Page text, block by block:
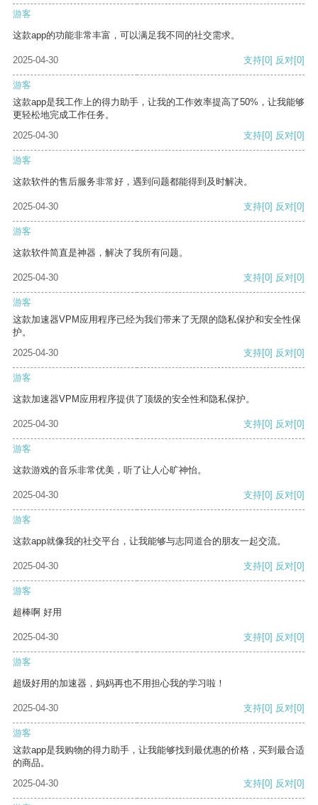
游客
这款app的功能非常丰富，可以满足我不同的社交需求。
2025-04-30 支持[0] 反对[0]
游客
这款app是我工作上的得力助手，让我的工作效率提高了50%，让我能够
更轻松地完成工作任务。
2025-04-30
支持[0] 反对[0]
游客
这款软件的售后服务非常好，遇到问题都能得到及时解决。
2025-04-30 支持[0] 反对[0]
游客
这款软件简直是神器，解决了我所有问题。
2025-04-30 支持[0] 反对[0]
游客
这款加速器VPM应用程序已经为我们带来了无限的隐私保护和安全性保
护。
2025-04-30
支持[0] 反对[0]
游客
这款加速器VPM应用程序提供了顶级的安全性和隐私保护。
2025-04-30 支持[0] 反对[0]
游客
这款游戏的音乐非常优美，听了让人心旷神怡。
2025-04-30 支持[0] 反对[0]
游客
这款app就像我的社交平台，让我能够与志同道合的朋友一起交流。
2025-04-30 支持[0] 反对[0]
游客
超棒啊 好用
2025-04-30 支持[0] 反对[0]
游客
超级好用的加速器，妈妈再也不用担心我的学习啦！
2025-04-30 支持[0] 反对[0]
游客
这款app是我购物的得力助手，让我能够找到最优惠的价格，买到最合适
的商品。
2025-04-30
支持[0] 反对[0]